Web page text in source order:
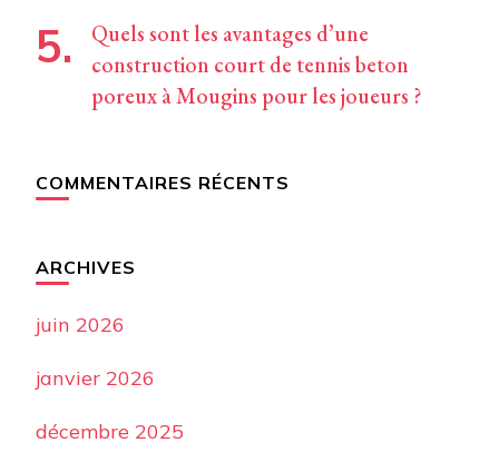
Quels sont les avantages d’une
construction court de tennis beton
poreux à Mougins pour les joueurs ?
COMMENTAIRES RÉCENTS
ARCHIVES
juin 2026
janvier 2026
décembre 2025